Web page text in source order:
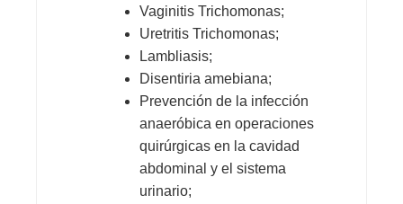
Vaginitis Trichomonas;
Uretritis Trichomonas;
Lambliasis;
Disentiria amebiana;
Prevención de la infección
anaeróbica en operaciones
quirúrgicas en la cavidad
abdominal y el sistema
urinario;